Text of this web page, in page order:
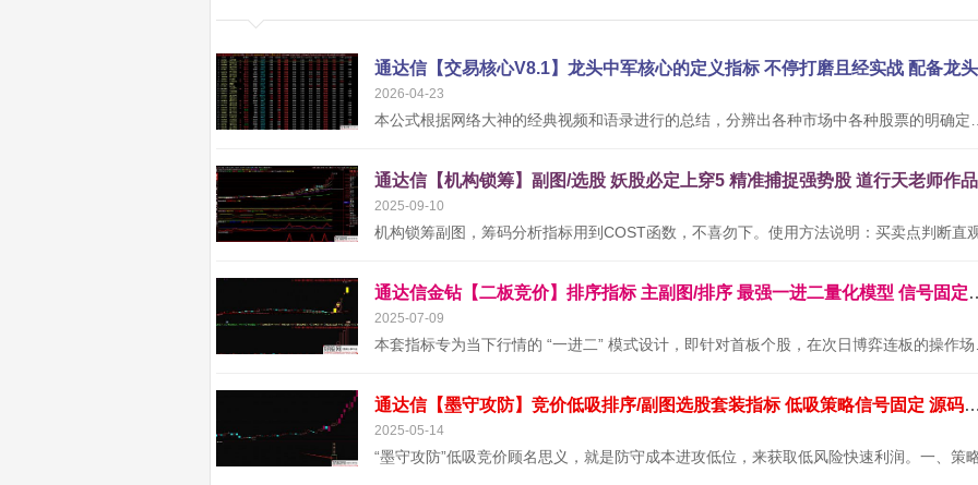
2026-04-23
2025-09-10
通达信金钻【二板竞价】排序指标
2025-07-09
通达信【墨守攻防】竞价低吸排序/副图选股套装指标 低吸策略信号固定 源码无未来
2025-05-14